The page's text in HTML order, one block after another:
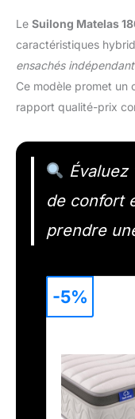
Le Suilong Matelas
caractéristiques
ensachés
Ce modèle promet un
rapport qualité-prix
Évaluez
de confort
prendre
-5%